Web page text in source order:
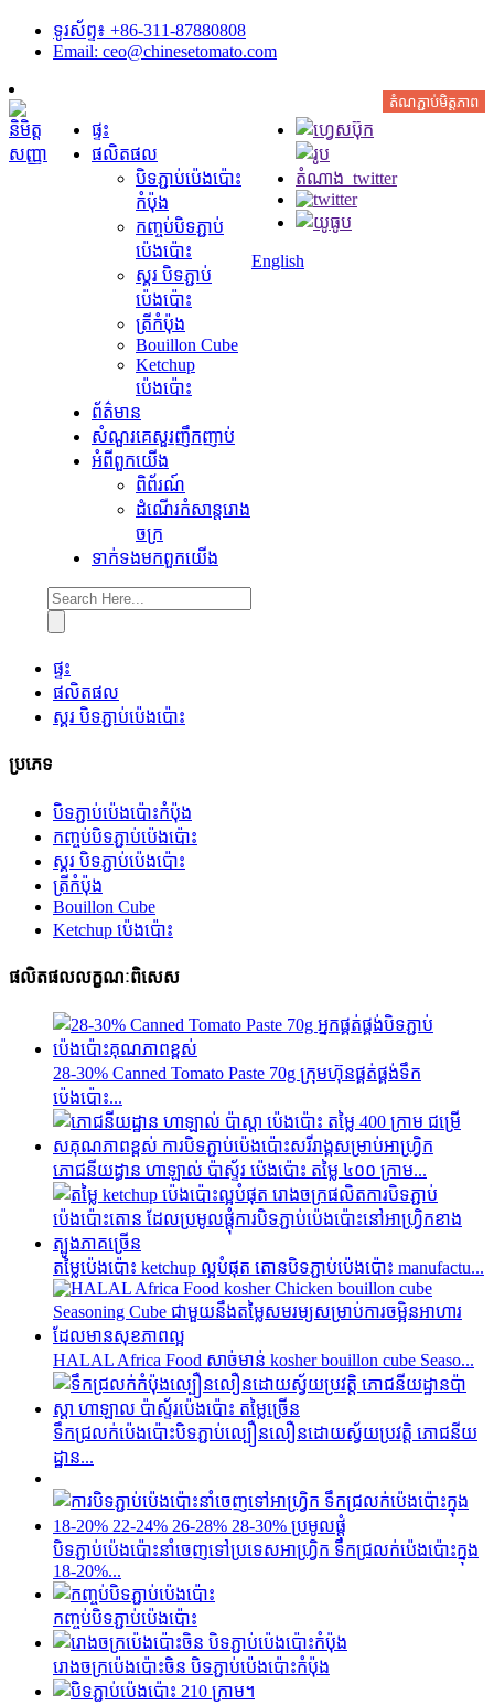
ទូរស័ព្ទ៖ +86-311-87880808
Email: ceo@chinesetomato.com
តំណភ្ជាប់មិត្តភាព
ផ្ទះ
ផលិតផល
បិទភ្ជាប់ប៉េងប៉ោះ
កំប៉ុង
កញ្ចប់បិទភ្ជាប់
ប៉េងប៉ោះ
ស្គរ បិទភ្ជាប់
ប៉េងប៉ោះ
ត្រីកំប៉ុង
Bouillon Cube
Ketchup
ប៉េងប៉ោះ
ព័ត៌មាន
សំណួរគេសួរញឹកញាប់
អំពី​ពួក​យើង
ពិព័រណ៍
ដំណើរកំសាន្តរោង
ចក្រ
ទាក់ទង​មក​ពួក​យើង
English
ផ្ទះ
ផលិតផល
ស្គរ បិទភ្ជាប់ប៉េងប៉ោះ
ប្រភេទ
បិទភ្ជាប់ប៉េងប៉ោះកំប៉ុង
កញ្ចប់បិទភ្ជាប់ប៉េងប៉ោះ
ស្គរ បិទភ្ជាប់ប៉េងប៉ោះ
ត្រីកំប៉ុង
Bouillon Cube
Ketchup ប៉េងប៉ោះ
ផលិតផលលក្ខណៈពិសេស
28-30% Canned Tomato Paste 70g ក្រុមហ៊ុនផ្គត់ផ្គង់ទឹក
ប៉េងប៉ោះ...
ភោជនីយដ្ធាន ហាឡាល់ ប៉ាស្ទ័រ ប៉េងប៉ោះ តម្លៃ ៤០០ ក្រាម...
តម្លៃប៉េងប៉ោះ ketchup ល្អបំផុត តោនបិទភ្ជាប់ប៉េងប៉ោះ manufactu...
HALAL Africa Food សាច់មាន់ kosher bouillon cube Seaso...
ទឹកជ្រលក់ប៉េងប៉ោះបិទភ្ជាប់ល្បឿនលឿនដោយស្វ័យប្រវត្តិ ភោជនីយ
ដ្ឋាន...
បិទភ្ជាប់ប៉េងប៉ោះនាំចេញទៅប្រទេសអាហ្រ្វិក ទឹកជ្រលក់ប៉េងប៉ោះក្នុង
18-20%...
កញ្ចប់បិទភ្ជាប់ប៉េងប៉ោះ
រោងចក្រប៉េងប៉ោះចិន បិទភ្ជាប់ប៉េងប៉ោះកំប៉ុង